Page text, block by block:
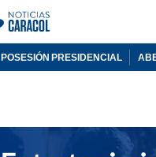
POSESIÓN PRESIDENCIAL